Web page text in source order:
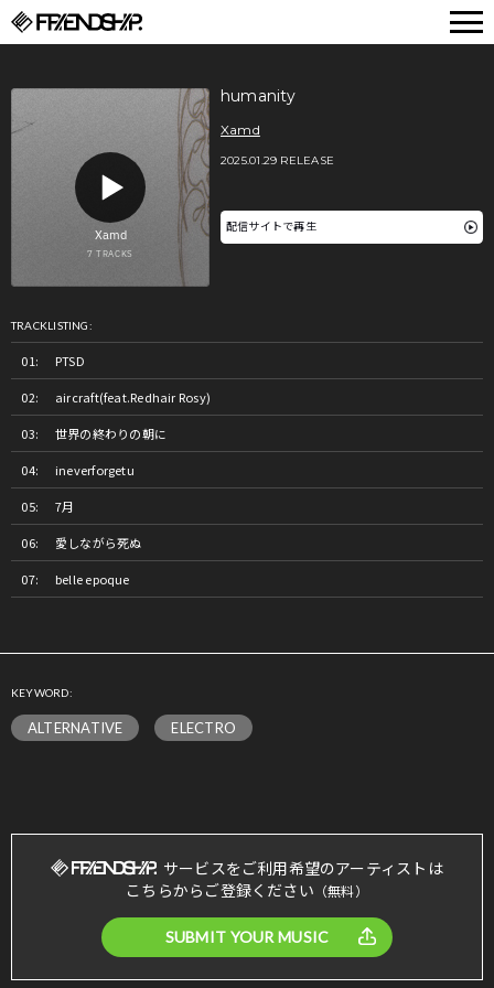
humanity
Xamd
2025.01.29 RELEASE
配信サイトで再生
TRACKLISTING:
PTSD
aircraft(feat.Redhair Rosy)
世界の終わりの朝に
ineverforgetu
7月
愛しながら死ぬ
belle epoque
KEYWORD:
ALTERNATIVE ELECTRO
サービスをご利用希望のアーティストは
こちらからご登録ください （無料）
SUBMIT YOUR MUSIC